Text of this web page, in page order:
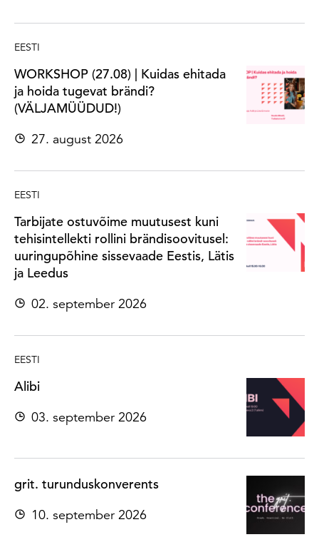
EESTI
WORKSHOP (27.08) | Kuidas ehitada
ja hoida tugevat brändi?
(VÄLJAMÜÜDUD!)
27. august 2026
EESTI
Tarbijate ostuvõime muutusest kuni
tehisintellekti rollini brändisoovitusel:
uuringupõhine sissevaade Eestis, Lätis
ja Leedus
02. september 2026
EESTI
Alibi
03. september 2026
grit. turunduskonverents
10. september 2026